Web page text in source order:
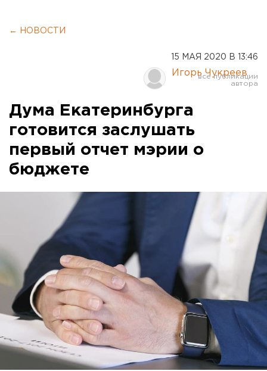
← НОВОСТИ
15 МАЯ 2020 В 13:46
Игорь Чукреев
Дума Екатеринбурга
готовится заслушать
первый отчет мэрии о
бюджете